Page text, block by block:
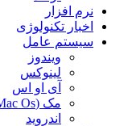
نرم افزار
اخبار تکنولوژی
سیستم عامل
ویندوز
لینوکس
آی او اس
مک (Mac Os)
اندروید